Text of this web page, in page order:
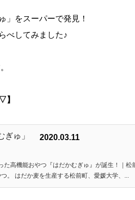
」をスーパーで発見！
べしてみました♪
】
2020.03.11
高機能おやつ『はだかむぎゅ』が誕生！｜
。 はだか麦を生産する松前町、愛媛大学、...